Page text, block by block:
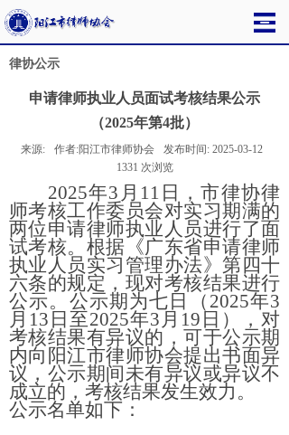
律协公示
申请律师执业人员面试考核结果公示
（2025年第4批）
来源: 作者:阳江市律师协会 发布时间: 2025-03-12
1331 次浏览
2025年3月11日，市律协律
师考核工作委员会对实习期满的
两位申请律师执业人员进行了面
试考核。根据《广东省申请律师
执业人员实习管理办法》第四十
六条的规定，现对考核结果进行
公示。公示期为七日（2025年3
月13日至2025年3月19日），对
考核结果有异议的，可于公示期
内向阳江市律师协会提出书面异
议，公示期间未有异议或异议不
成立的，考核结果发生效力。
公示名单如下：